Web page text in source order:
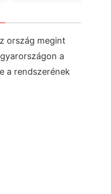
ország megint
a
a rendszerének